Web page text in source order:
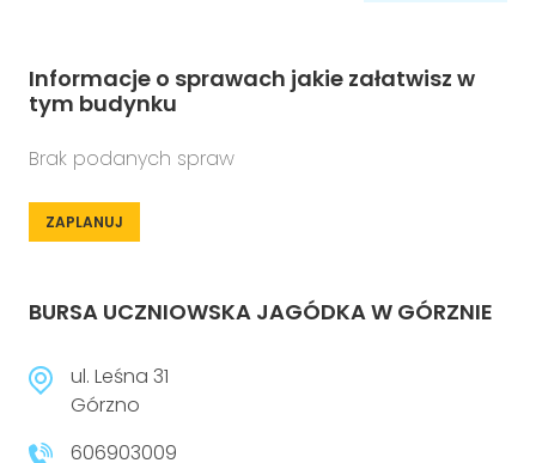
Informacje o sprawach jakie załatwisz w
tym budynku
Brak podanych spraw
ZAPLANUJ
BURSA UCZNIOWSKA JAGÓDKA W GÓRZNIE
ul. Leśna 31
Górzno
606903009